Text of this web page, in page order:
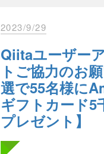
のスクリーンショット
何か」「なぜ取り組むの
基礎知識がチーム内で共
した。
現在どのよう
を賜りますよう、お願い
す。
2024年3月28日
Qiita株式会社
代表取締役社長 柴田
Twitter
Dark theme での Color
読み取り用テキスト
Gray
投稿された全記事の中か
最も多かった記事の執筆
贈られます。
プレゼント
第1位：Qiitanぬいぐるみ
リジナルTシャツ1枚＋
第2位：Qiita オリジナルT
振り返りペー
振り返りページとは、
振り返ることのできるペ
投稿した記事の数や、PV
獲得したバッジ、参加し
ど
様々な活動の記録を振り
きます。
去年まではメールでお送
近づいてまいりました。
今回は毎年恒例のプレゼ
今年は総額200万円以上
をご用意いたしました🎁
気になるカレンダーがあ
ぜひ参加してみてくださ
Qiita Advent
2023/9/29
Qiitaユーザー
トご協力のお
選で55名様に
ギフトカード5
プレゼント】